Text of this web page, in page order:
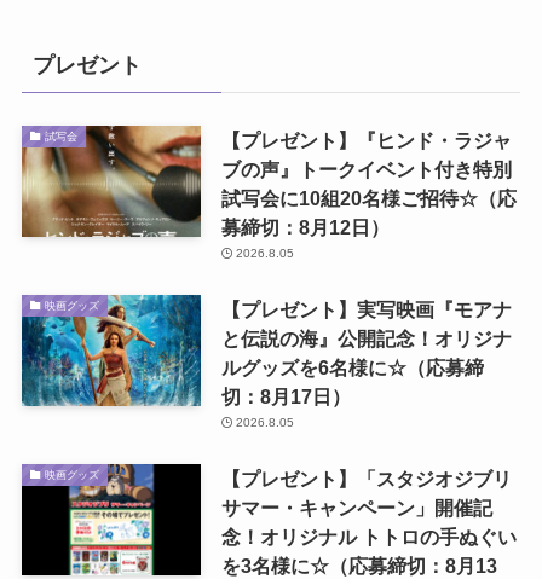
プレゼント
試写会
【プレゼント】『ヒンド・ラジャ
ブの声』トークイベント付き特別
試写会に10組20名様ご招待☆（応
募締切：8月12日）
2026.8.05
映画グッズ
【プレゼント】実写映画『モアナ
と伝説の海』公開記念！オリジナ
ルグッズを6名様に☆（応募締
切：8月17日）
2026.8.05
映画グッズ
【プレゼント】「スタジオジブリ
サマー・キャンペーン」開催記
念！オリジナル トトロの手ぬぐい
を3名様に☆（応募締切：8月13